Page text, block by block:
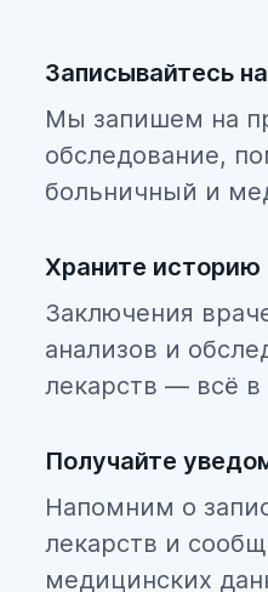
Записывайтесь
Мы запишем на
обследование,
больничный и
Храните
Заключения
анализов и
лекарств — всё
Получайте
Напомним о
лекарств и
медицинских